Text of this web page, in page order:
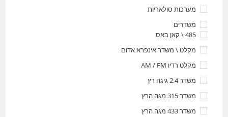
מערכות סולאריות
משדרים
485 \ קאן באס
מקלט \ משדר אינפרא אדום
מקלט רדיו AM / FM
משדר 2.4 גיגה רץ
משדר 315 מגה הרץ
משדר 433 מגה הרץ